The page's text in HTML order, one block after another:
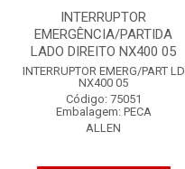
INTERRUPTOR
EMERGÊNCIA/PARTIDA
LADO DIREITO NX400 05
INTERRUPTOR EMERG/PART LD
NX400 05
Código: 75051
Embalagem: PECA
ALLEN